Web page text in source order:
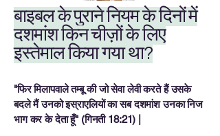
बाइबल के पुराने नियम के दिनों में
दशमांश किन चीज़ों के लिए
इस्तेमाल किया गया था?
"फिर मिलापवाले तम्बू की जो सेवा लेवी करते हैं उसके
बदले मैं उनको इस्राएलियों का सब दशमांश उनका निज
भाग कर के देता हूँ" (गिनती 18:21) |